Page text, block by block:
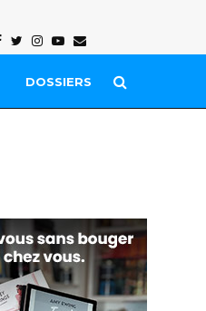
Facebook
Twitter
Instagram
Youtube
Email
DOSSIERS